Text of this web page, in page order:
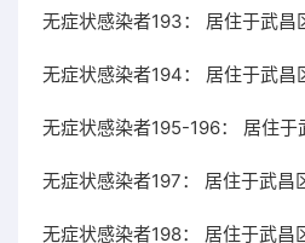
无症状感染者193： 居住于武昌
无症状感染者194： 居住于武昌
无症状感染者195-196： 居住于
无症状感染者197： 居住于武昌
无症状感染者198： 居住于武昌